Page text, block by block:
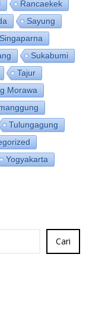
Rancaekek
Sayung
Singaparna
Sukabumi
Tajur
Morawa
Tulungagung
Yogyakarta
Cari